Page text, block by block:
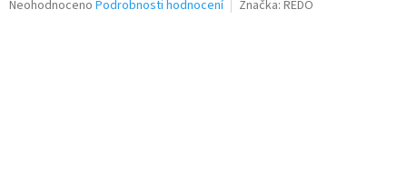
Průměrné
Neohodnoceno Podrobnosti hodnocení Značka: REDO